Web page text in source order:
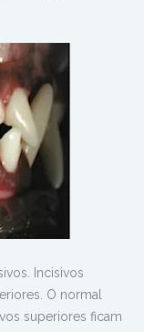
Incisivos
O normal
superiores ficam